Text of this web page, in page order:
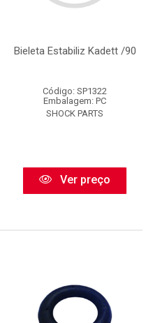
Bieleta Estabiliz Kadett /90
Código: SP1322
Embalagem: PC
SHOCK PARTS
Ver preço